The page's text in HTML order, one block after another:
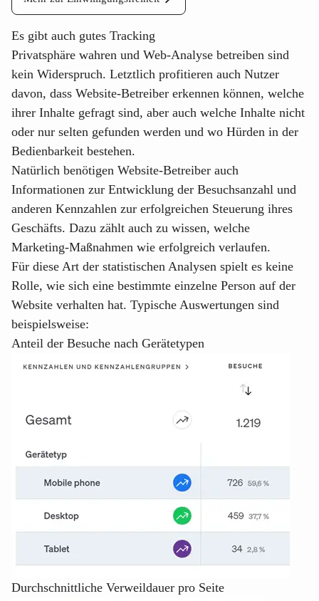
Es gibt auch gutes Tracking
Privatsphäre wahren und Web-Analyse betreiben sind
kein Widerspruch. Letztlich profitieren auch Nutzer
davon, dass Website-Betreiber erkennen können, welche
ihrer Inhalte gefragt sind, aber auch welche Inhalte nicht
oder nur selten gefunden werden und wo Hürden in der
Bedienbarkeit bestehen.
Natürlich benötigen Website-Betreiber auch
Informationen zur Entwicklung der Besuchsanzahl und
anderen Kennzahlen zur erfolgreichen Steuerung ihres
Geschäfts. Dazu zählt auch zu wissen, welche
Marketing-Maßnahmen wie erfolgreich verlaufen.
Für diese Art der statistischen Analysen spielt es keine
Rolle, wie sich eine bestimmte einzelne Person auf der
Website verhalten hat. Typische Auswertungen sind
beispielsweise:
Anteil der Besuche nach Gerätetypen
Durchschnittliche Verweildauer pro Seite